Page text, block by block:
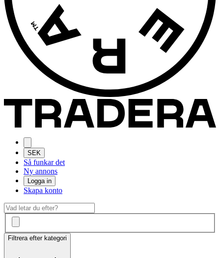
SEK
Så funkar det
Ny annons
Logga in
Skapa konto
Filtrera efter kategori